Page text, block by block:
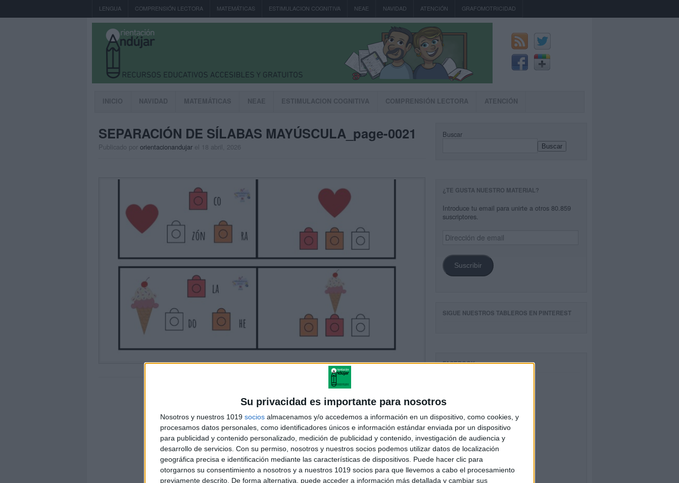
Su privacidad es importante para nosotros
Nosotros y nuestros 1019 socios almacenamos y/o accedemos a información en un dispositivo, como cookies, y
procesamos datos personales, como identificadores únicos e información estándar enviada por un dispositivo
para publicidad y contenido personalizado, medición de publicidad y contenido, investigación de audiencia y
desarrollo de servicios. Con su permiso, nosotros y nuestros socios podemos utilizar datos de localización
geográfica precisa e identificación mediante las características de dispositivos. Puede hacer clic para
otorgarnos su consentimiento a nosotros y a nuestros 1019 socios para que llevemos a cabo el procesamiento
previamente descrito. De forma alternativa, puede acceder a información más detallada y cambiar sus
LENGUA COMPRENSIÓN LECTORA MATEMÁTICAS ESTIMULACION COGNITIVA NEAE NAVIDAD ATENCIÓN GRAFOMOTRICIDAD
INICIO NAVIDAD MATEMÁTICAS NEAE ESTIMULACION COGNITIVA COMPRENSIÓN LECTORA ATENCIÓN
SEPARACIÓN DE SÍLABAS MAYÚSCULA_page-0021
Publicado por orientacionandujar el 18 abril, 2026
Buscar
Buscar
¿TE GUSTA NUESTRO MATERIAL?
Introduce tu email para unirte a otros 80.859
suscriptores.
Dirección
de
Suscribir
SIGUE NUESTROS TABLEROS EN PINTEREST
FACEBOOK